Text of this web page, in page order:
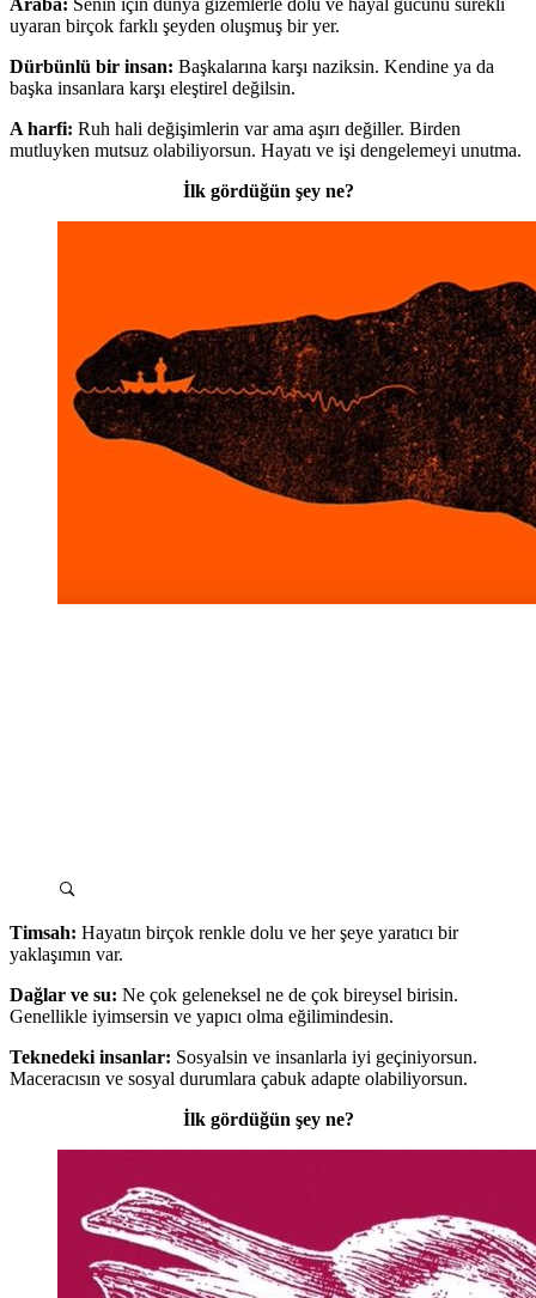
Araba: Senin için dünya gizemlerle dolu ve hayal gücünü sürekli
uyaran birçok farklı şeyden oluşmuş bir yer.
Dürbünlü bir insan: Başkalarına karşı naziksin. Kendine ya da
başka insanlara karşı eleştirel değilsin.
A harfi: Ruh hali değişimlerin var ama aşırı değiller. Birden
mutluyken mutsuz olabiliyorsun. Hayatı ve işi dengelemeyi unutma.
İlk gördüğün şey ne?
Timsah: Hayatın birçok renkle dolu ve her şeye yaratıcı bir
yaklaşımın var.
Dağlar ve su: Ne çok geleneksel ne de çok bireysel birisin.
Genellikle iyimsersin ve yapıcı olma eğilimindesin.
Teknedeki insanlar: Sosyalsin ve insanlarla iyi geçiniyorsun.
Maceracısın ve sosyal durumlara çabuk adapte olabiliyorsun.
İlk gördüğün şey ne?